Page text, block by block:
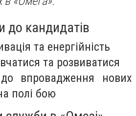
до кандидатів
та енергійність
та розвиватися
до впровадження нових
полі бою